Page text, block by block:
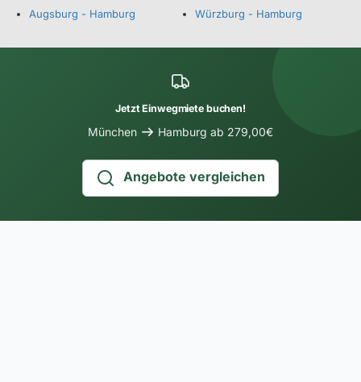
Augsburg - Hamburg
Würzburg - Hamburg
Jetzt Einwegmiete buchen!
München Hamburg ab 279,00€
Angebote vergleichen